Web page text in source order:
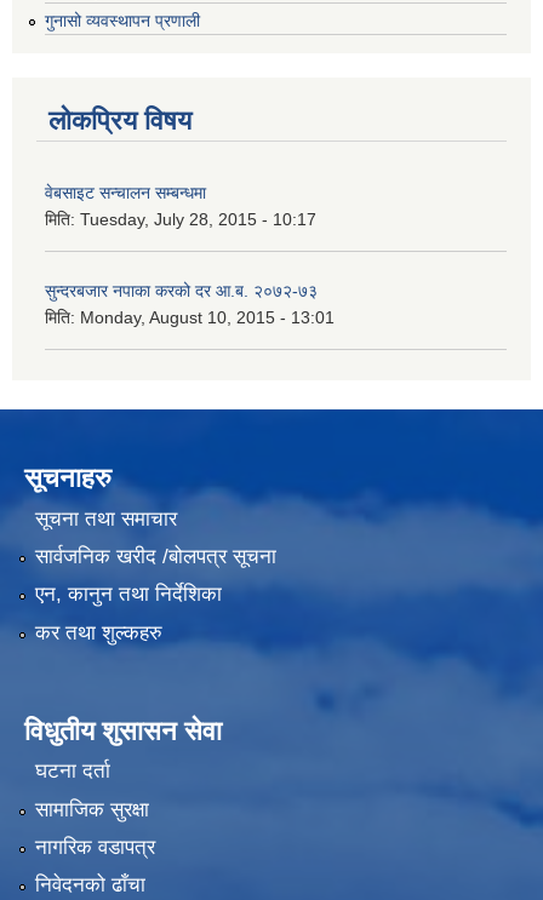
गुनासो व्यवस्थापन प्रणाली
लोकप्रिय विषय
वेबसाइट सन्चालन सम्बन्धमा
मिति: Tuesday, July 28, 2015 - 10:17
सुन्दरबजार नपाका करको दर आ.ब. २०७२-७३
मिति: Monday, August 10, 2015 - 13:01
सूचनाहरु
सूचना तथा समाचार
सार्वजनिक खरीद /बोलपत्र सूचना
एन, कानुन तथा निर्देशिका
कर तथा शुल्कहरु
विधुतीय शुसासन सेवा
घटना दर्ता
सामाजिक सुरक्षा
नागरिक वडापत्र
निवेदनको ढाँचा